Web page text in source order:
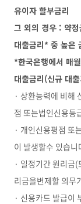
유이자 할부금리
그 외의 경우 : 약
대출금리* 중 높은
*한국은행에서 매
대출금리(신규 대
· 상환능력에 비해
점 또는법인신용등
· 개인신용평점 또
이 발생할수 있습니
· 일정기간 원리금
리금을변제할 의무
· 신용카드 발급이